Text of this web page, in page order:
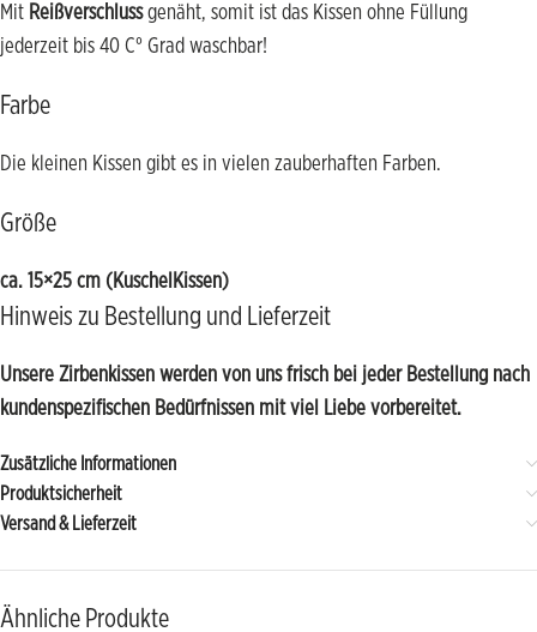
Mit Reißverschlussgenäht, somit ist das Kissen ohne Füllung
jederzeit bis 40 C° Grad waschbar!
Farbe
Die kleinen Kissen gibt es in vielen zauberhaften Farben.
Größe
ca. 15×25 cm (KuschelKissen)
Hinweis zu Bestellung und Lieferzeit
Unsere Zirbenkissen werden von unsfrisch bei jeder Bestellung nach
kundenspezifischen Bedürfnissen mit viel Liebe vorbereitet.
Zusätzliche Informationen
Produktsicherheit
Versand & Lieferzeit
Ähnliche Produkte